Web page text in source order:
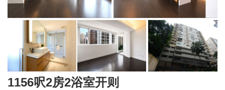
1156呎2房2浴室开则